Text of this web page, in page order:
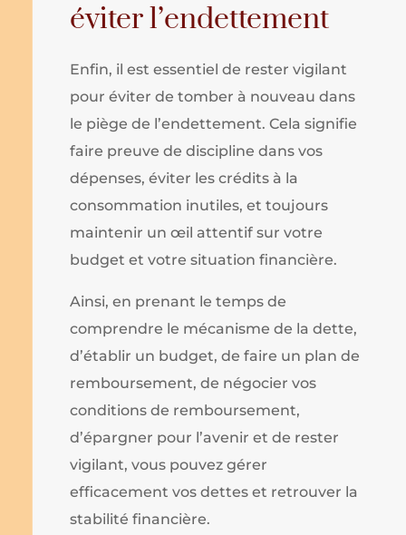
éviter l’endettement
Enfin, il est essentiel de rester vigilant
pour éviter de tomber à nouveau dans
le piège de l’endettement. Cela signifie
faire preuve de discipline dans vos
dépenses, éviter les crédits à la
consommation inutiles, et toujours
maintenir un œil attentif sur votre
budget et votre situation financière.
Ainsi, en prenant le temps de
comprendre le mécanisme de la dette,
d’établir un budget, de faire un plan de
remboursement, de négocier vos
conditions de remboursement,
d’épargner pour l’avenir et de rester
vigilant, vous pouvez gérer
efficacement vos dettes et retrouver la
stabilité financière.